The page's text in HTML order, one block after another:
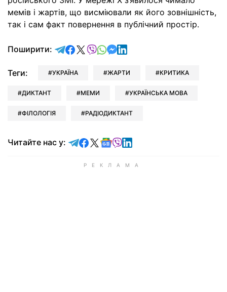
мемів і жартів, що висміювали як його зовнішність,
так і сам факт повернення в публічний простір.
Поширити: відправити у Telegram
поділитись у Facebook
поділитись у X
відправити у Viber
відправити у Whatsapp
відправити у Messenger
відправити у LinkedIn
Теги: УКРАЇНА ЖАРТИ КРИТИКА
ДИКТАНТ МЕМИ УКРАЇНСЬКА МОВА
ФІЛОЛОГІЯ РАДІОДИКТАНТ
Читайте нас у: Читайте у Telegram
Читайте у Facebook
Читайте у X
Читайте у Google news
Читайте у Viber
Читайте у LinkedIn